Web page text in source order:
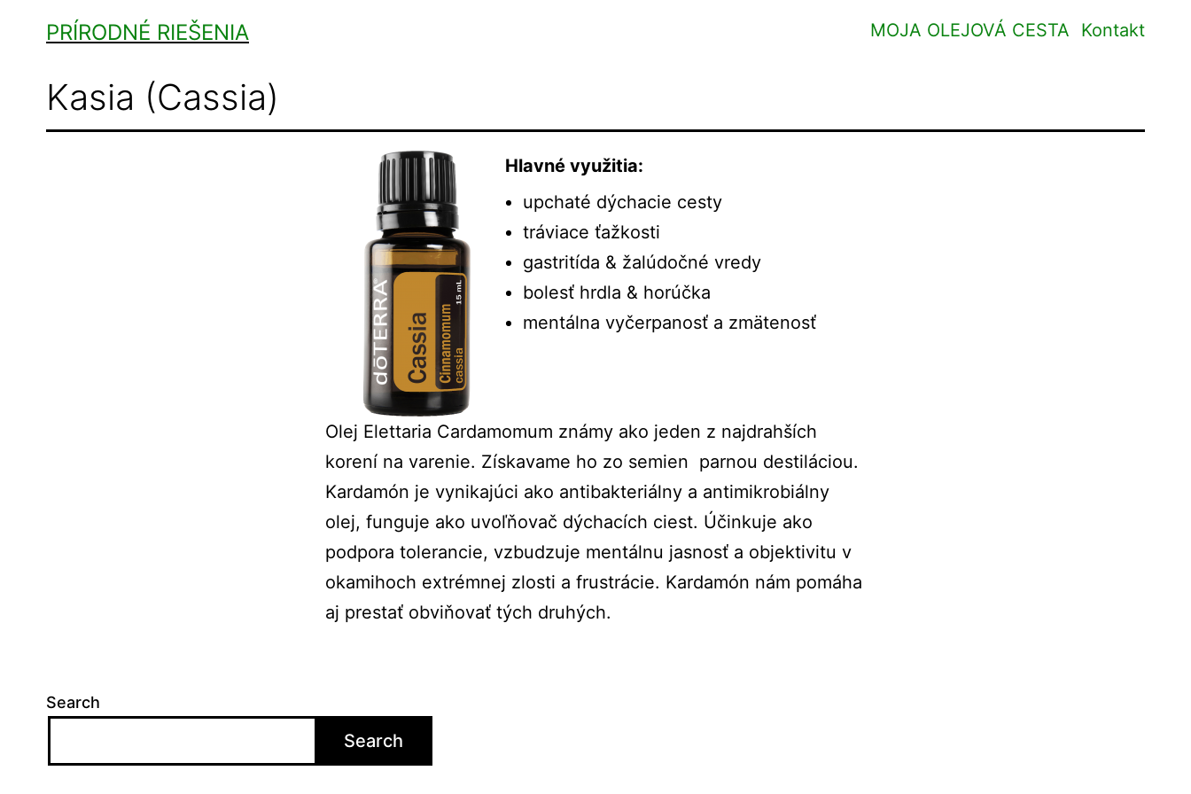
PRÍRODNÉ RIEŠENIA MOJA OLEJOVÁ CESTA Kontakt
Kasia (Cassia)
Hlavné využitia:
upchaté dýchacie cesty
tráviace ťažkosti
gastritída & žalúdočné vredy
bolesť hrdla & horúčka
mentálna vyčerpanosť a zmätenosť
Olej Elettaria Cardamomum známy ako jeden z najdrahších
korení na varenie. Získavame ho zo semien parnou destiláciou.
Kardamón je vynikajúci ako antibakteriálny a antimikrobiálny
olej, funguje ako uvoľňovač dýchacích ciest. Účinkuje ako
podpora tolerancie, vzbudzuje mentálnu jasnosť a objektivitu v
okamihoch extrémnej zlosti a frustrácie. Kardamón nám pomáha
aj prestať obviňovať tých druhých.
Search
Search